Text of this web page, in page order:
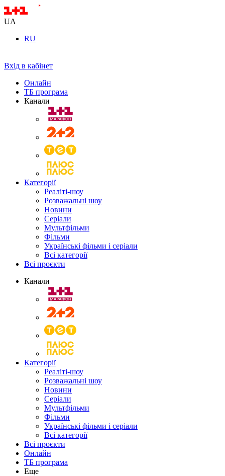
UA
RU
Вхід в кабінет
Онлайн
ТБ програма
Канали
Категорії
Реаліті-шоу
Розважальні шоу
Новини
Серіали
Мультфільми
Фільми
Українські фільми і серіали
Всі категорії
Всі проєкти
Канали
Категорії
Реаліті-шоу
Розважальні шоу
Новини
Серіали
Мультфільми
Фільми
Українські фільми і серіали
Всі категорії
Всі проєкти
Онлайн
ТБ програма
Еще